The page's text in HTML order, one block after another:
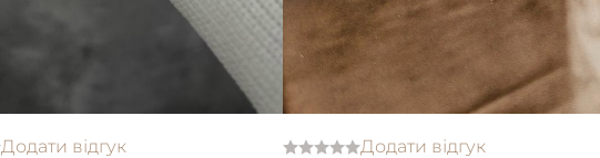
Додати відгук
Додати відгук